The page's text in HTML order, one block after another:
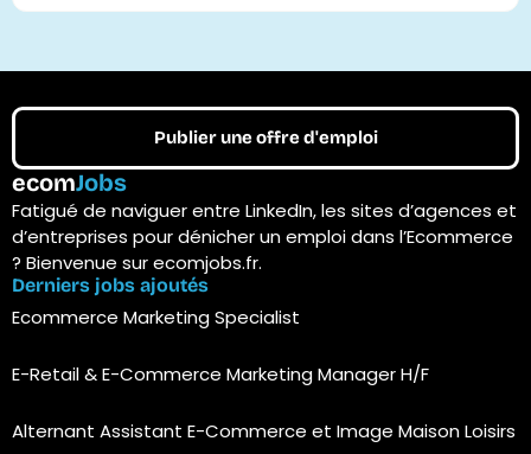
ecomJobs
Fatigué de naviguer entre LinkedIn, les sites d’agences et
d’entreprises pour dénicher un emploi dans l’Ecommerce
? Bienvenue sur ecomjobs.fr.
Publier une offre d'emploi
Derniers jobs ajoutés
Ecommerce Marketing Specialist
E-Retail & E-Commerce Marketing Manager H/F
Alternant Assistant E-Commerce et Image Maison Loisirs